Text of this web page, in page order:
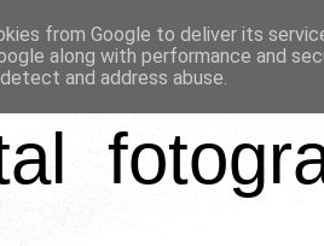
from Google to deliver its
along with performance and
and address abuse.